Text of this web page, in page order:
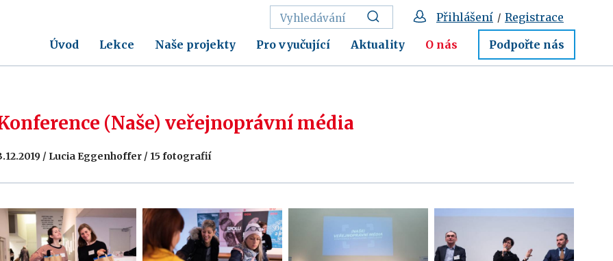
Úvod Lekce Naše projekty Pro vyučující Aktuality O nás Podpořte nás
Přihlášení / Registrace
(Naše) veřejnoprávní média
/ Lucia Eggenhoffer / 15 fotografií